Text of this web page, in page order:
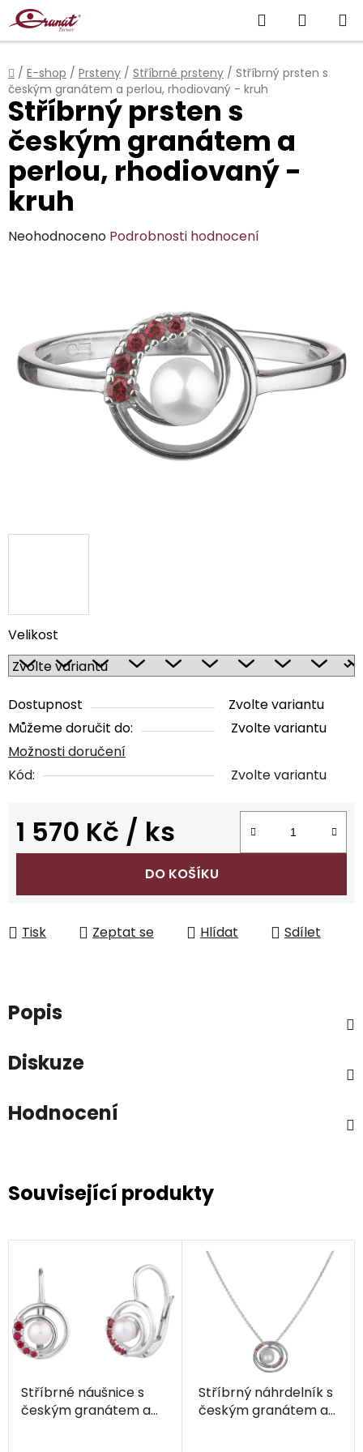
Přejít
na
obsah
Hledat
KOŠÍK
Domů
/ E-shop / Prsteny / Stříbrné prsteny / Stříbrný prsten s
českým granátem a perlou, rhodiovaný - kruh
Velikost
Dostupnost
Zvolte variantu
Můžeme doručit do:
Zvolte variantu
Možnosti doručení
Kód:
Zvolte variantu
1 570 Kč / ks
Měrná cena:
DO KOŠÍKU
Tisk Zeptat se Hlídat Sdílet
Stříbrný prsten s
českým granátem a
perlou, rhodiovaný -
kruh
Průměrné
hvězdiček.
Neohodnoceno Podrobnosti hodnocení
Popis
Diskuze
Hodnocení
Související produkty
Stříbrné náušnice s
českým granátem a
Stříbrný náhrdelník s
českým granátem a